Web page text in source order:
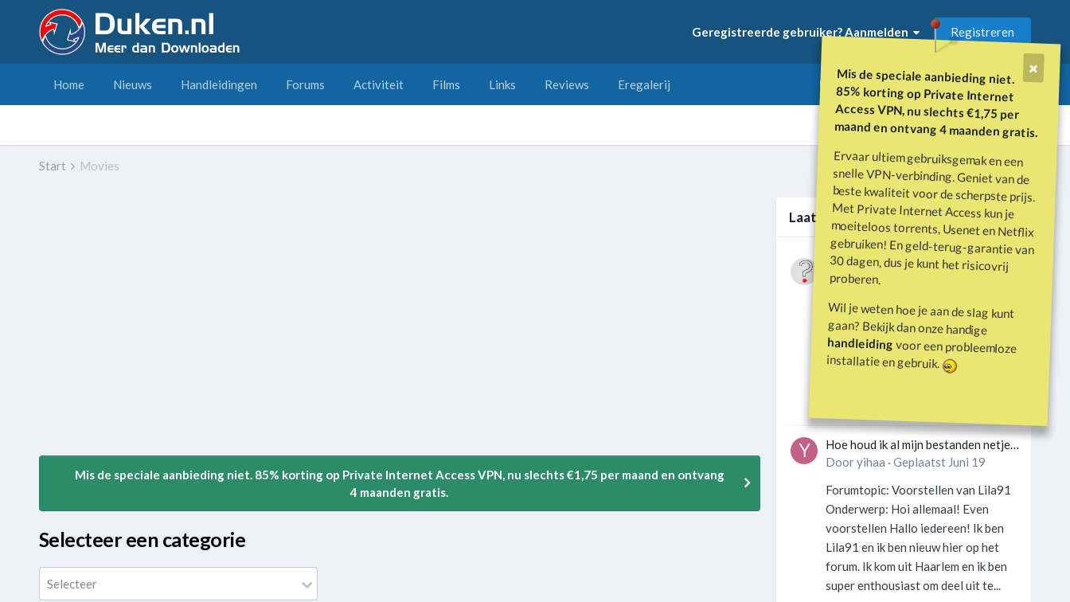
Mis de speciale aanbieding niet.
85% korting op Private Internet
Access VPN, nu slechts €1,75 per
maand en ontvang 4 maanden gratis.
Ervaar ultiem gebruiksgemak en een
snelle VPN-verbinding. Geniet van de
beste kwaliteit voor de scherpste prijs.
Met Private Internet Access kun je
moeiteloos torrents, Usenet en Netflix
gebruiken! En geld-terug-garantie van
30 dagen, dus je kunt het risicovrij
proberen.
Wil je weten hoe je aan de slag kunt
gaan? Bekijk dan onze handige
handleidingvoor een probleemloze
installatie en gebruik.
Geregistreerde gebruiker? Aanmelden Registreren
Home Nieuws Handleidingen Forums Activiteit Films Links Reviews Eregalerij
Alle activiteit
Start Movies
Mis de speciale aanbieding niet. 85% korting op Private Internet Access VPN, nu slechts €1,75 per maand en ontvang
4 maanden gratis.
Selecteer een categorie
Selecteer
Laatste berichten
Wat is er gebeurd met Davey Hearn
en de vandalisatie van het
Washington Reflecting Pool?
DoorVraagbaak
Forumdiscussie: Davey Hearn:
Former Olympian Denies Vandalising
Washington Reflecting Pool
Gebruiker: SportFan123 Hey
Hoe houd ik al mijn bestanden netjes
georganiseerd zonder gek te
Dooryihaa · Geplaatst Juni 19
Forumtopic: Voorstellen van Lila91
Onderwerp: Hoi allemaal! Even
voorstellen Hallo iedereen! Ik ben
Lila91 en ik ben nieuw hier op het
forum. Ik kom uit Haarlem en ik ben
super enthousiast om deel uit te...